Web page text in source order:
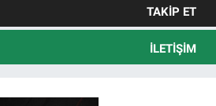
TAKIP ET
İLETIŞIM